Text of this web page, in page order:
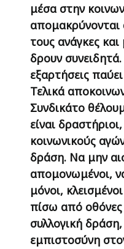
μέσα στην
απομακρύνονται
τους ανάγκες
δρουν
εξαρτήσεις
Τελικά
Συνδικάτο
είναι
κοινωνικούς
δράση. Να μην
απομονωμένοι,
μόνοι,
πίσω από οθόνες
συλλογική
εμπιστοσύνη